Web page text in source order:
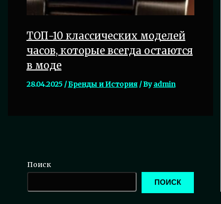
ТОП-10 классических моделей
часов, которые всегда остаются
в моде
28.04.2025 /Бренды и История/ Byadmin
Поиск
ПОИСК